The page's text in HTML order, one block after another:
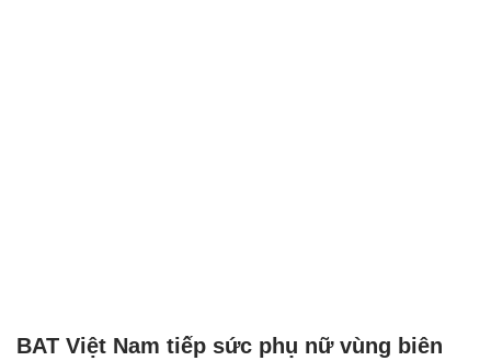
BAT Việt Nam tiếp sức phụ nữ vùng biên